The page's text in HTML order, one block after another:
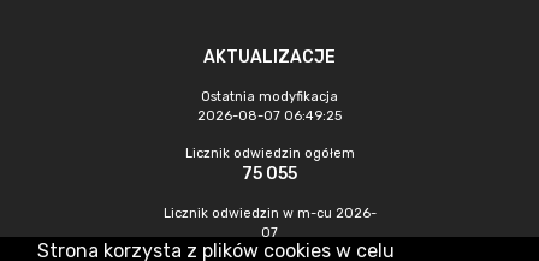
AKTUALIZACJE
Ostatnia modyfikacja
2026-08-07 06:49:25
Licznik odwiedzin ogółem
75 055
Licznik odwiedzin w m-cu 2026-
07
546
Strona korzysta z plików cookies w celu